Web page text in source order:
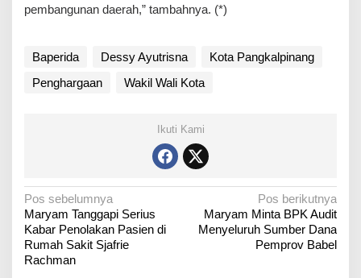
pembangunan daerah,” tambahnya. (*)
Baperida Dessy Ayutrisna
Kota Pangkalpinang
Penghargaan
Wakil Wali Kota
Ikuti Kami
N
a
v
i
Pos sebelumnya
Maryam Tanggapi Serius
Kabar Penolakan Pasien di
Rumah Sakit Sjafrie
Rachman
Pos berikutnya
Maryam Minta BPK Audit
Menyeluruh Sumber Dana
Pemprov Babel